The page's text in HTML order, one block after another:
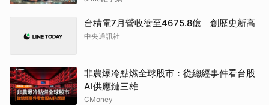
台積電7月營收衝至4675.8億 創歷史新高
中央通訊社
非農爆冷點燃全球股市：從總經事件看台股
AI供應鏈三雄
CMoney